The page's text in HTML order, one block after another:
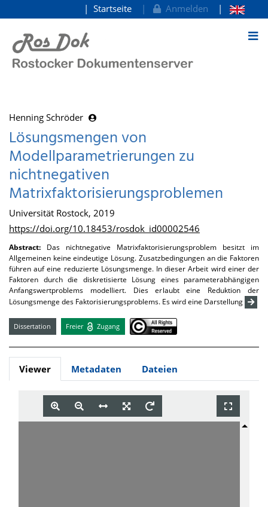
zum Inhalt
Startseite Anmelden
Henning Schröder
Lösungsmengen von
Modellparametrierungen zu
nichtnegativen
Matrixfaktorisierungsproblemen
Universität Rostock, 2019
https://doi.org/10.18453/rosdok_id00002546
Abstract: Das nichtnegative Matrixfaktorisierungsproblem besitzt im
Allgemeinen keine eindeutige Lösung. Zusatzbedingungen an die Faktoren
führen auf eine reduzierte Lösungsmenge. In dieser Arbeit wird einer der
Faktoren durch die diskretisierte Lösung eines parameterabhängigen
Anfangswertproblems modelliert. Dies erlaubt eine Reduktion der
Lösungsmenge des Faktorisierungsproblems. Es wird eine Darstellung
Dissertation Freier Zugang
Viewer Metadaten Dateien